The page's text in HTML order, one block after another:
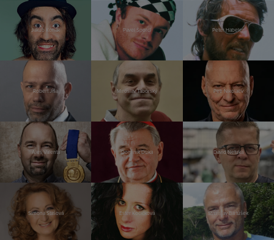
Jakub Kohák Pavel Šporcl Peter Habeler
Robert Jíša Miroslav Táborský Petr Nikolaev
Aleš Valenta Dominik Duka David Netuka
Simona Stašová Ester Kočičková Stanislav Bartůšek